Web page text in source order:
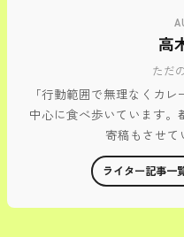
高
ただ
「行動範囲で無理なくカ
中心に食べ歩いています。
寄稿もさせて
ライター記事一